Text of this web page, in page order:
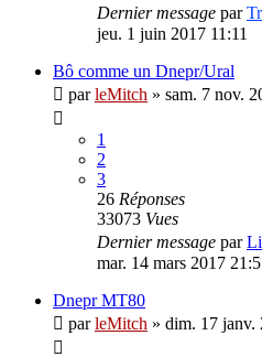
Dernier message par
jeu. 1 juin 2017 11:11
Bô comme un Dnepr/Ural
parleMitch » sam. 7 nov.
1
2
3
26 Réponses
33073 Vues
Dernier message par
mar. 14 mars 2017
Dnepr MT80
parleMitch » dim. 17 janv.